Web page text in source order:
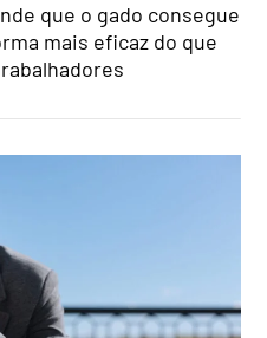
que o gado consegue
mais eficaz do que